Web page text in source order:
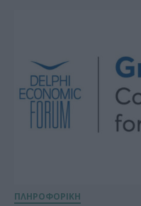
ΠΛΗΡΟΦΟΡΙΚΗ